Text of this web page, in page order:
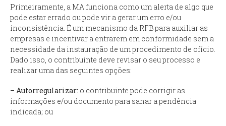
Primeiramente, a MA funciona como um alerta de algo que
pode estar errado ou pode vir a gerar um erro e/ou
inconsistência. É um mecanismo da RFB para auxiliar as
empresas e incentivar a entrarem em conformidade sem a
necessidade da instauração de um procedimento de ofício.
Dado isso, o contribuinte deve revisar o seu processo e
realizar uma das seguintes opções:
– Autorregularizar: o contribuinte pode corrigir as
informações e/ou documento para sanar a pendência
indicada; ou